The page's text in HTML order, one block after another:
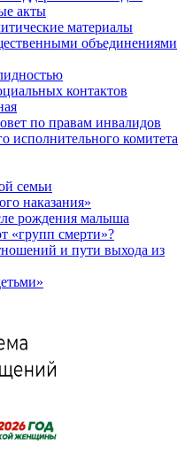
акты
материалы
объединениями
контактов
по правам инвалидов
исполнительного комитета
семьи
наказания»
рождения малыша
«групп смерти»?
и пути выхода из